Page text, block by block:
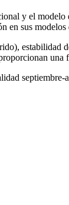
y el
en sus modelos